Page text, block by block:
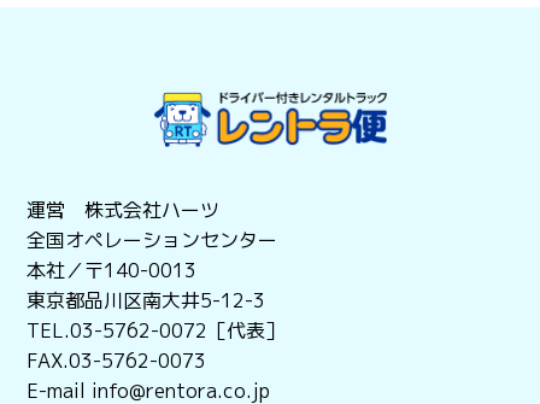
運営 株式会社ハーツ
全国オペレーションセンター
本社／〒140-0013
東京都品川区南大井5-12-3
TEL.03-5762-0072［代表］
FAX.03-5762-0073
E-mail info@rentora.co.jp